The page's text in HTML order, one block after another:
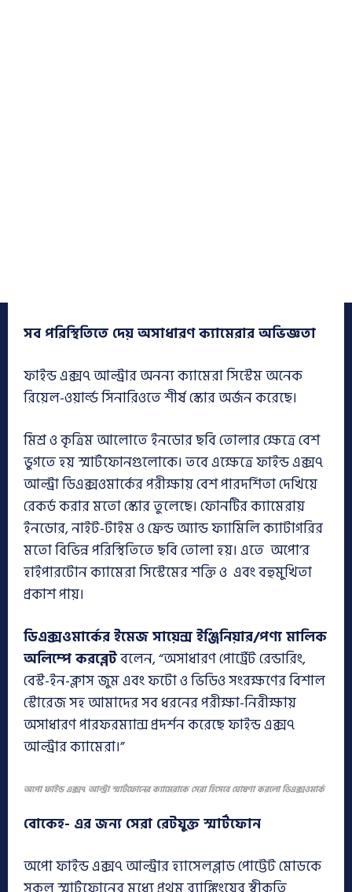
সব পরিস্থিতিতে দেয় অসাধারণ ক্যামেরার অভিজ্ঞতা
ফাইন্ড এক্স৭ আল্ট্রার অনন্য ক্যামেরা সিস্টেম অনেক
রিয়েল-ওয়ার্ল্ড সিনারিওতে শীর্ষ স্কোর অর্জন করেছে।
মিশ্র ও কৃত্রিম আলোতে ইনডোর ছবি তোলার ক্ষেত্রে বেশ
ভুগতে হয় স্মার্টফোনগুলোকে। তবে এক্ষেত্রে ফাইন্ড এক্স৭
আল্ট্রা ডিএক্সওমার্কের পরীক্ষায় বেশ পারদর্শিতা দেখিয়ে
রেকর্ড করার মতো স্কোর তুলেছে। ফোনটির ক্যামেরায়
ইনডোর, নাইট-টাইম ও ফ্রেন্ড অ্যান্ড ফ্যামিলি ক্যাটাগরির
মতো বিভিন্ন পরিস্থিতিতে ছবি তোলা হয়। এতে অপো’র
হাইপারটোন ক্যামেরা সিস্টেমের শক্তি ও এবং বহুমুখিতা
প্রকাশ পায়।
ডিএক্সওমার্কের ইমেজ সায়েন্স ইঞ্জিনিয়ার/পণ্য মালিক
অলিম্পে করব্লেটবলেন, “অসাধারণ পোর্ট্রেট রেন্ডারিং,
বেস্ট-ইন-ক্লাস জুম এবং ফটো ও ভিডিও সংরক্ষণের বিশাল
স্টোরেজ সহ আমাদের সব ধরনের পরীক্ষা-নিরীক্ষায়
অসাধারণ পারফরম্যান্স প্রদর্শন করেছে ফাইন্ড এক্স৭
আল্ট্রার ক্যামেরা।”
অপো ফাইন্ড এক্স৭ আল্ট্রা স্মার্টফোনের ক্যামেরাকে সেরা হিসেবে ঘোষণা করলো ডিএক্সওমার্ক
বোকেহ- এর জন্য সেরা রেটযুক্ত স্মার্টফোন
অপো ফাইন্ড এক্স৭ আল্ট্রার হ্যাসেলব্লাড পোট্টেট মোডকে